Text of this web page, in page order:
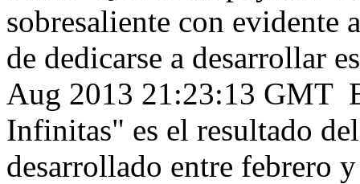
sobresaliente con
de dedicarse a desarrollar
Aug 2013 21:23:13 GMT
Infinitas" es el resultado
desarrollado entre febrero